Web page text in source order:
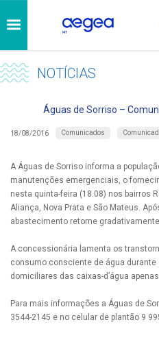
NOTÍCIAS
Águas de Sorriso –
18/08/2016 Comunicados
A Águas de Sorriso informa a
manutenções emergenciais, o
nesta quinta-feira (18.08) nos bairros
Aliança, Nova Prata e São Mateus.
abastecimento retorne
A concessionária lamenta os
consumo consciente de água
domiciliares das caixas-d’água
Para mais informações a Águas de
3544-2145 e no celular de plantão 9